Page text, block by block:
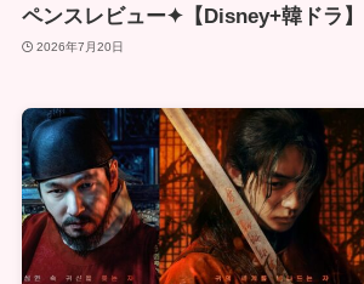
ペンスレビュー✦【Disney+韓ドラ】
2026年7月20日